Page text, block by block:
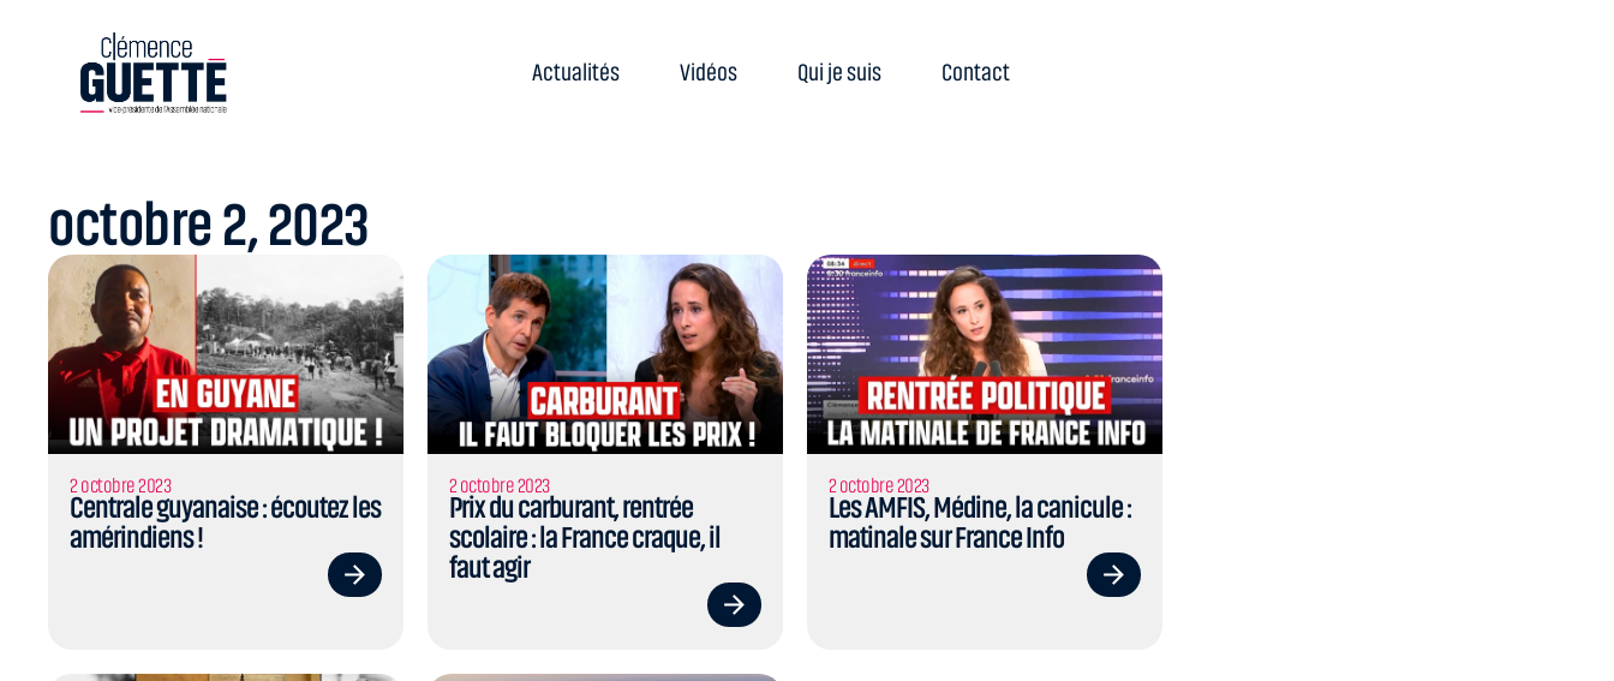
Actualités Vidéos Qui je suis Contact
octobre 2, 2023
2 octobre 2023
Centrale guyanaise : écoutez les
amérindiens !
2 octobre 2023
Prix du carburant, rentrée
scolaire : la France craque, il
faut agir
2 octobre 2023
Les AMFIS, Médine, la canicule :
matinale sur France Info